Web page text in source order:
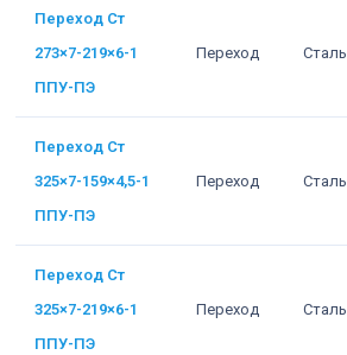
Переход Ст
273×7-219×6-1
ППУ-ПЭ
Переход Сталь
Переход Ст
325×7-159×4,5-1
ППУ-ПЭ
Переход Сталь
Переход Ст
325×7-219×6-1
ППУ-ПЭ
Переход Сталь